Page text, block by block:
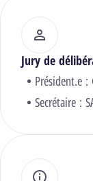
Jury de
Président.e :
Secrétaire :